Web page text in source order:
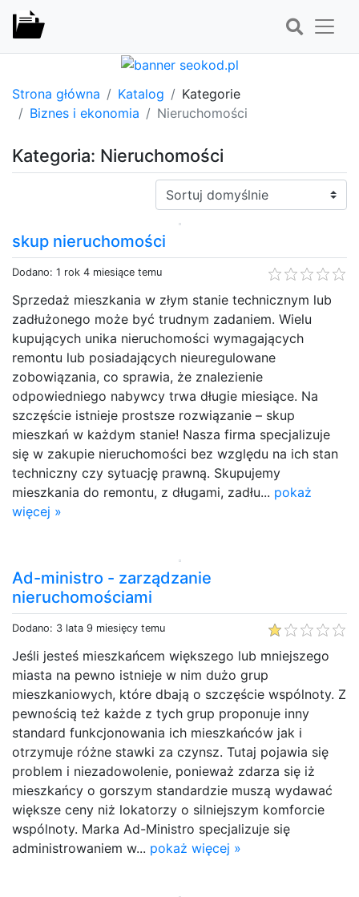
Strona główna Katalog
Kategorie
Biznes i ekonomia
Nieruchomości
Kategoria: Nieruchomości
Sortuj:
skup nieruchomości
Dodano: 1 rok 4 miesiące temu
Sprzedaż mieszkania w złym stanie technicznym lub
zadłużonego może być trudnym zadaniem. Wielu
kupujących unika nieruchomości wymagających
remontu lub posiadających nieuregulowane
zobowiązania, co sprawia, że znalezienie
odpowiedniego nabywcy trwa długie miesiące. Na
szczęście istnieje prostsze rozwiązanie – skup
mieszkań w każdym stanie! Nasza firma specjalizuje
się w zakupie nieruchomości bez względu na ich stan
techniczny czy sytuację prawną. Skupujemy
mieszkania do remontu, z długami, zadłu... pokaż
więcej »
Ad-ministro - zarządzanie
nieruchomościami
Dodano: 3 lata 9 miesięcy temu
Jeśli jesteś mieszkańcem większego lub mniejszego
miasta na pewno istnieje w nim dużo grup
mieszkaniowych, które dbają o szczęście wspólnoty. Z
pewnością też każde z tych grup proponuje inny
standard funkcjonowania ich mieszkańców jak i
otrzymuje różne stawki za czynsz. Tutaj pojawia się
problem i niezadowolenie, ponieważ zdarza się iż
mieszkańcy o gorszym standardzie muszą wydawać
większe ceny niż lokatorzy o silniejszym komforcie
wspólnoty. Marka Ad-Ministro specjalizuje się
administrowaniem w... pokaż więcej »